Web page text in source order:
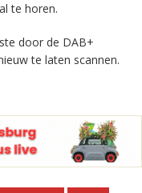
te horen.
door de DAB+
te laten scannen.